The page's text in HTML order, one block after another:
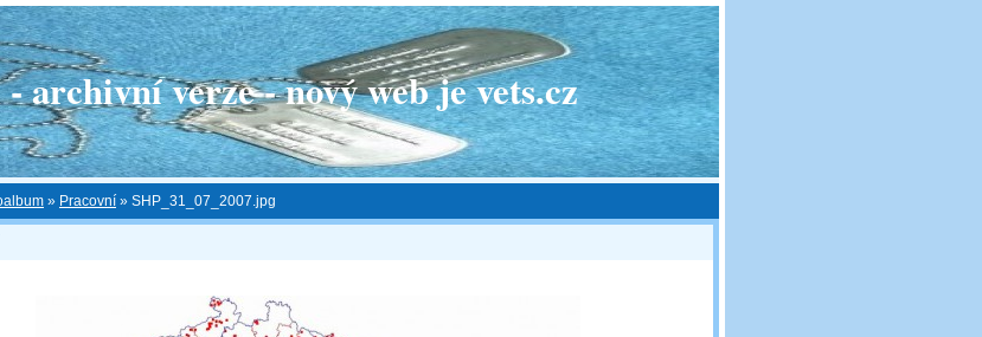
archivní verze - nový web je vets.cz
» Pracovní » SHP_31_07_2007.jpg